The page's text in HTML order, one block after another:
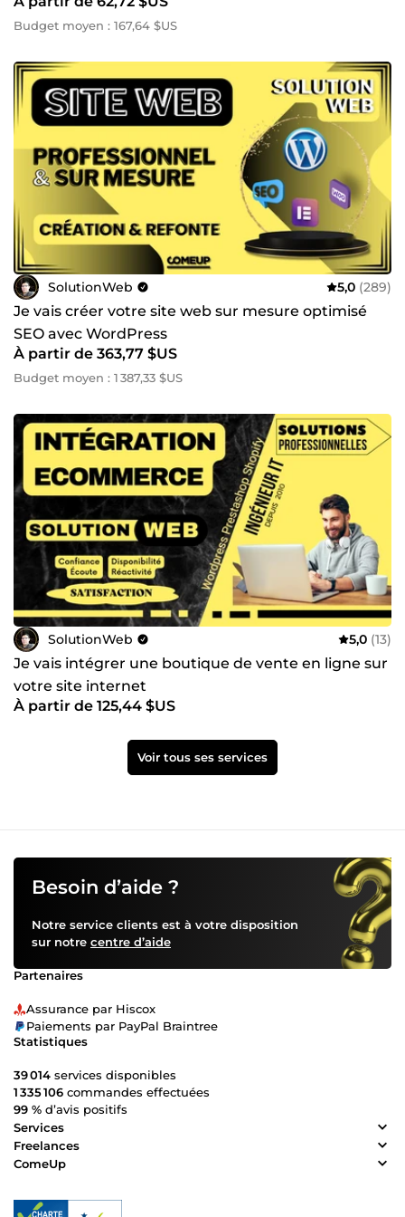
digital ? 👉 Contactez-moi pour un devis personnalisé et
vision et de vous proposer la solution parfaite pour booster
votre activité en ligne. 😊
Budget moyen : 167,64 $US
SolutionWeb 5,0 (289)
Je vais créer votre site web sur mesure optimisé
SEO avec WordPress
À partir de 363,77 $US
Budget moyen : 1 387,33 $US
SolutionWeb 5,0 (13)
Je vais intégrer une boutique de vente en ligne sur
votre site internet
À partir de 125,44 $US
Voir tous ses services
Besoin d’aide ?
Notre service clients est à votre disposition
sur notre centre d’aide
Partenaires
Assurance par Hiscox
Paiements par PayPal Braintree
Statistiques
39 014 services disponibles
1 335 106 commandes effectuées
99 % d’avis positifs
Services
Freelances
ComeUp